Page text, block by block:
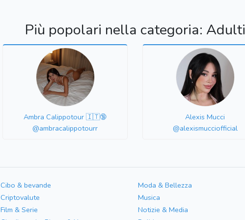
Più popolari nella categoria: Adulti
Ambra Calippotour 🇮🇹🔞
@ambracalippotourr
Alexis Mucci
@alexismucciofficial
Cibo & bevande
Criptovalute
Film & Serie
Moda & Bellezza
Musica
Notizie & Media